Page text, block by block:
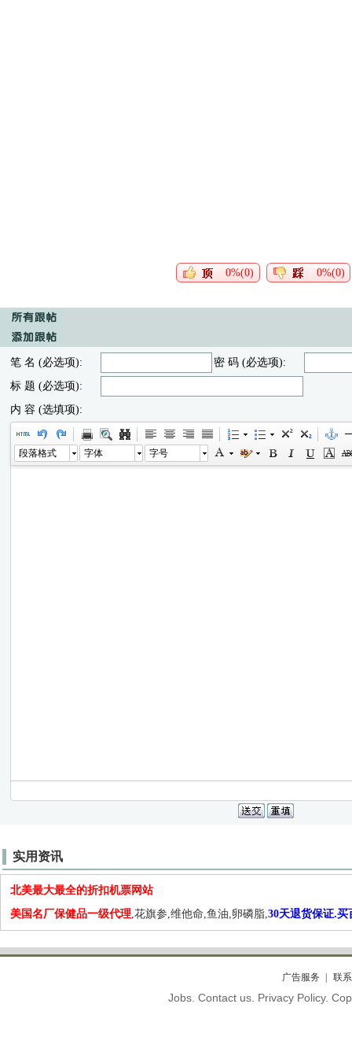
0%(0) 0%(0)
笔 名 (必选项):
密 码 (必选项):
标 题 (必选项):
内 容 (选填项):
段落格式 字体 字号
实用资讯
北美最大最全的折扣机票网站
美国名厂保健品一级代理,花旗参,维他命,鱼油,卵磷脂,30天退货保证.买
广告服务 联
Jobs. Contact us. Privacy Policy.